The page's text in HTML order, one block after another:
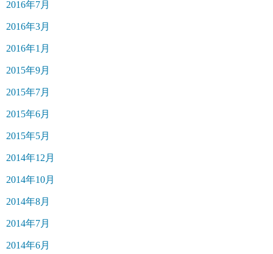
2016年7月
2016年3月
2016年1月
2015年9月
2015年7月
2015年6月
2015年5月
2014年12月
2014年10月
2014年8月
2014年7月
2014年6月